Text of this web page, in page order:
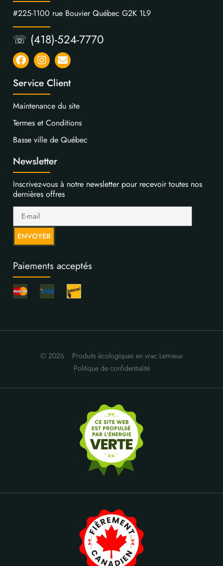
#225-1100 rue Bouvier Québec G2K 1L9
☏ (418)-524-7770
Service Client
Maintenance du site
Termes et Conditions
Basse ville de Québec
Newsletter
Inscrivez-vous à notre newsletter pour recevoir toutes nos
dernières offres
ENVOYER
Paiements acceptés
© 2026
Produits écologiques en vrac Lemieux
Politique de confidentialité